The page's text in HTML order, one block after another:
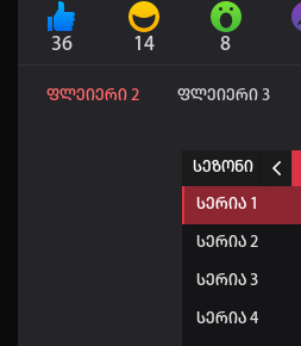
36 14 8
ფლეიერი 2 ფლეიერი 3
სეზონი
სერია 1
სერია 2
სერია 3
სერია 4